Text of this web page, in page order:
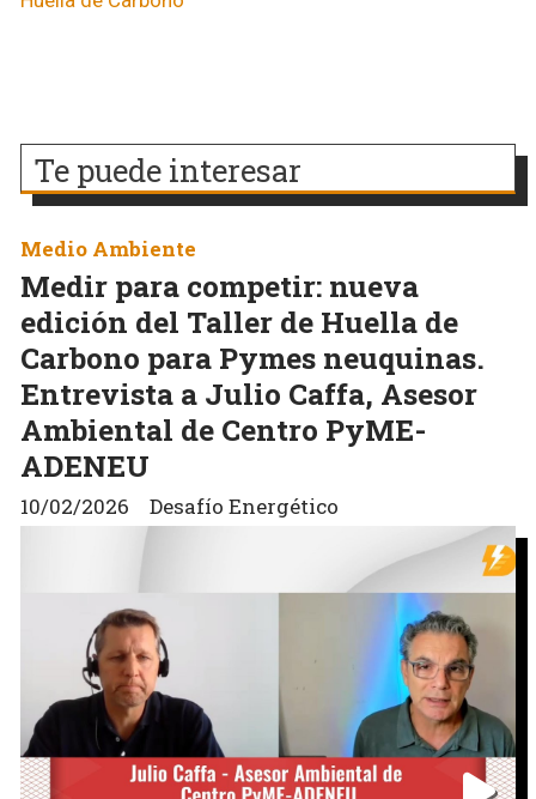
Te puede interesar
Medir para competir: nueva
edición del Taller de Huella de
Carbono para Pymes neuquinas.
Entrevista a Julio Caffa, Asesor
Ambiental de Centro PyME-
ADENEU
Desafío Energético
Medio Ambiente
10/02/2026